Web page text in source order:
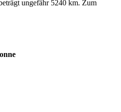
ungefähr 5240 km. Zum